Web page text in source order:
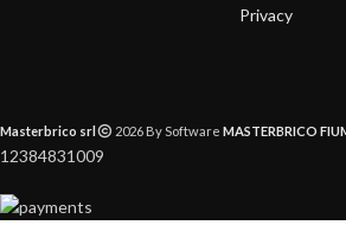
Privacy
Masterbrico srl 2026 By Software MASTERBRICO
12384831009